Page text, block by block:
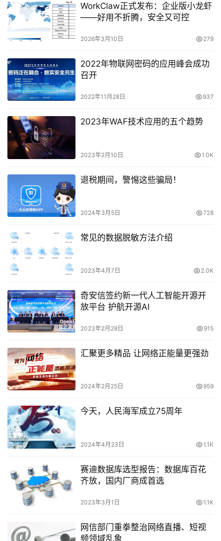
WorkClaw正式发布：企业版小龙虾
——好用不折腾，安全又可控
2026年3月10日 279
2022年物联网密码的应用峰会成功
召开
2022年11月28日 937
2023年WAF技术应用的五个趋势
2023年2月10日 1.0K
退税期间，警惕这些骗局！
2024年3月5日 728
常见的数据脱敏方法介绍
2023年4月7日 2.0K
奇安信签约新一代人工智能开源开
放平台 护航开源AI
2023年2月28日 915
汇聚更多精品 让网络正能量更强劲
2024年2月25日 959
今天，人民海军成立75周年
2024年4月23日 1.1K
赛迪数据库选型报告：数据库百花
齐放，国内厂商成首选
2023年3月1日 1.1K
网信部门重拳整治网络直播、短视
频领域乱象